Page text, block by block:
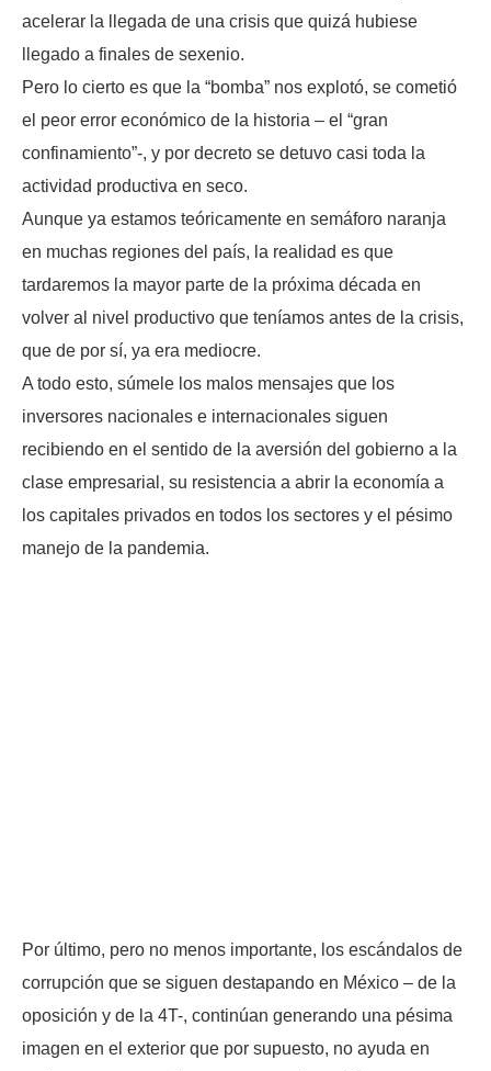
acelerar la llegada de una crisis que quizá hubiese
llegado a finales de sexenio.
Pero lo cierto es que la “bomba” nos explotó, se cometió
el peor error económico de la historia – el “gran
confinamiento”-, y por decreto se detuvo casi toda la
actividad productiva en seco.
Aunque ya estamos teóricamente en semáforo naranja
en muchas regiones del país, la realidad es que
tardaremos la mayor parte de la próxima década en
volver al nivel productivo que teníamos antes de la crisis,
que de por sí, ya era mediocre.
A todo esto, súmele los malos mensajes que los
inversores nacionales e internacionales siguen
recibiendo en el sentido de la aversión del gobierno a la
clase empresarial, su resistencia a abrir la economía a
los capitales privados en todos los sectores y el pésimo
manejo de la pandemia.
Por último, pero no menos importante, los escándalos de
corrupción que se siguen destapando en México – de la
oposición y de la 4T-, continúan generando una pésima
imagen en el exterior que por supuesto, no ayuda en